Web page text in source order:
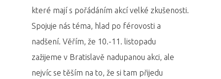
které mají s pořádáním akcí velké zkušenosti.
Spojuje nás téma, hlad po férovosti a
nadšení. Věřím, že 10.-11. listopadu
zažijeme v Bratislavě nadupanou akci, ale
nejvíc se těším na to, že si tam přijedu